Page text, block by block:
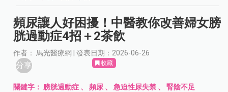
頻尿讓人好困擾！中醫教你改善婦女膀
胱過動症4招＋2茶飲
作者： 馬光醫療網 | 發表日期：2026-06-26
分享 收藏
關鍵字： 膀胱過動症 、頻尿 、急迫性尿失禁 、腎陰不足